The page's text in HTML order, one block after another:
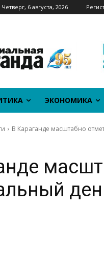
Четверг, 6 августа, 2026
ЭКОНОМИКА
В Караганде масштабно